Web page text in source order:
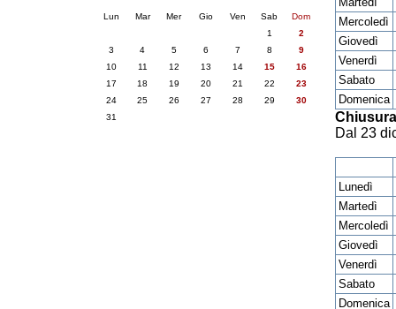
Mercoledì
Giovedì
Venerdì
Sabato
Domenica
Dal 23
Lunedì
Martedì
Mercoledì
Giovedì
Venerdì
Sabato
Domenica
Lun Mar Mer Gio Ven Sab
Dom
1
2
3
4 5 6 7 8
9
10
11 12 13 14 15
16
17
18 19 20 21 22
23
24
25 26 27 28 29
30
31